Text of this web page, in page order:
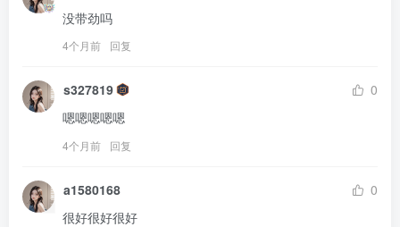
没带劲吗
4个月前 回复
s327819
0
嗯嗯嗯嗯嗯
4个月前 回复
a1580168
0
很好很好很好